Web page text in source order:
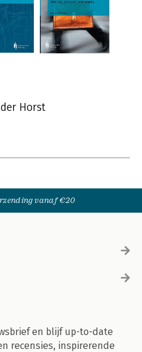
Horst
vanaf €20
en blijf up-to-date
recensies, inspirerende